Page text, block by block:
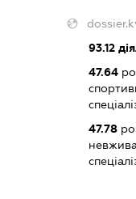
93.12
47.64
47.78